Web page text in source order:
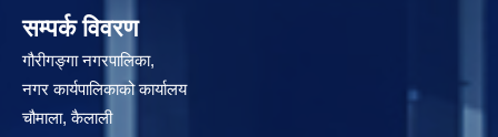
सम्पर्क विवरण
गौरीगङ्गा नगरपालिका,
नगर कार्यपालिकाको कार्यालय
चौमाला, कैलाली